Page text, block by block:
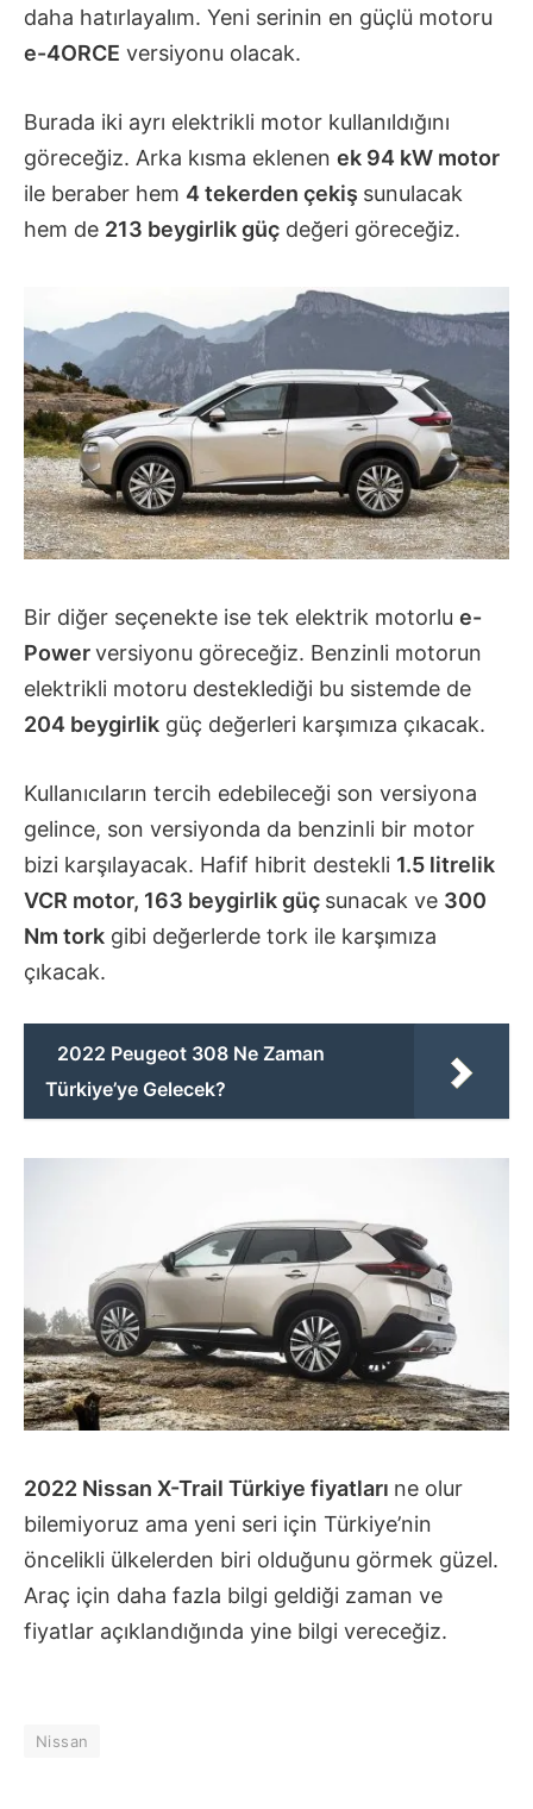
daha hatırlayalım. Yeni serinin en güçlü motoru
e-4ORCE versiyonu olacak.
Burada iki ayrı elektrikli motor kullanıldığını
göreceğiz. Arka kısma eklenen ek 94 kW motor
ile beraber hem 4 tekerden çekiş sunulacak
hem de 213 beygirlik güç değeri göreceğiz.
Bir diğer seçenekte ise tek elektrik motorlu e-
Powerversiyonu göreceğiz. Benzinli motorun
elektrikli motoru desteklediği bu sistemde de
204 beygirlik güç değerleri karşımıza çıkacak.
Kullanıcıların tercih edebileceği son versiyona
gelince, son versiyonda da benzinli bir motor
bizi karşılayacak. Hafif hibrit destekli 1.5 litrelik
VCR motor, 163 beygirlik güç sunacak ve 300
Nm tork gibi değerlerde tork ile karşımıza
çıkacak.
2022 Peugeot 308 Ne Zaman
Türkiye’ye Gelecek?
2022 Nissan X-Trail Türkiye fiyatları ne olur
bilemiyoruz ama yeni seri için Türkiye’nin
öncelikli ülkelerden biri olduğunu görmek güzel.
Araç için daha fazla bilgi geldiği zaman ve
fiyatlar açıklandığında yine bilgi vereceğiz.
Nissan